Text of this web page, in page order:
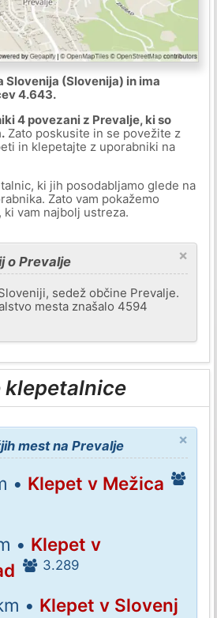
Slovenija (Slovenija) in ima
4.643.
4 povezani z Prevalje, ki so
Zato poskusite in se povežite z
in klepetajte z uporabniki na
ki jih posodabljamo glede na
Zato vam pokažemo
vam najbolj ustreza.
×
o Prevalje
sedež občine Prevalje.
mesta znašalo 4594
klepetalnice
×
mest na Prevalje
• Klepet v Mežica
• Klepet v
3.289
• Klepet v Slovenj